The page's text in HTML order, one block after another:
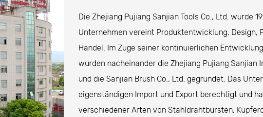
Es kann verwendet werden, um Automobilteile, Werkzeuge, Maschinen
Korrosion betroffene Metallelemente zu reinigen.
Oberflächenvorbereitung
Vor dem Malen oder der Beschichtung muss die Oberfläche gereinigt und
Drahtbürsten entfernen Schmutz, Rost und alte Farbe und bieten eine
für die Anwendung neuer Beschichtungen.
Es wird häufig in der Automobilreparatur-, Bau- und
Die Zhejiang Pujiang Sanjian Tools Co., Ltd. wurde
Unternehmen vereint Produktentwicklung, Design,
Handel. Im Zuge seiner kontinuierlichen
wurden nacheinander die Zhejiang Pujiang Sanjian
und die Sanjian Brush Co., Ltd. gegründet. Das
eigenständigen Import und Export berechtigt und
verschiedener Arten von Stahldrahtbürsten,